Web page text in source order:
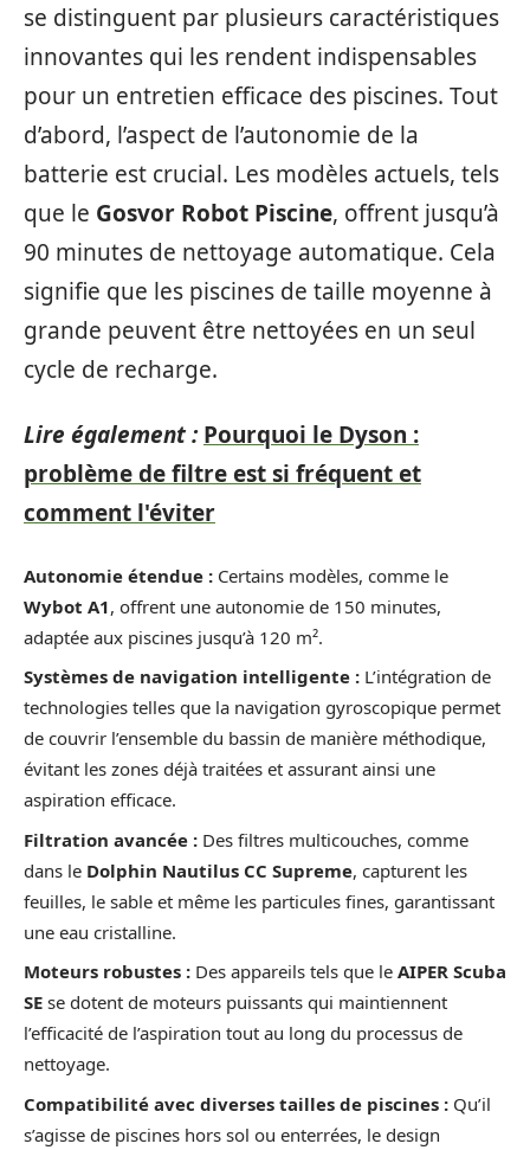
se distinguent par plusieurs caractéristiques
innovantes qui les rendent indispensables
pour un entretien efficace des piscines. Tout
d’abord, l’aspect de l’autonomie de la
batterie est crucial. Les modèles actuels, tels
que le Gosvor Robot Piscine, offrent jusqu’à
90 minutes de nettoyage automatique. Cela
signifie que les piscines de taille moyenne à
grande peuvent être nettoyées en un seul
cycle de recharge.
Lire également : Pourquoi le Dyson :
problème de filtre est si fréquent et
comment l'éviter
Autonomie étendue : Certains modèles, comme le
Wybot A1, offrent une autonomie de 150 minutes,
adaptée aux piscines jusqu’à 120 m².
Systèmes de navigation intelligente : L’intégration de
technologies telles que la navigation gyroscopique permet
de couvrir l’ensemble du bassin de manière méthodique,
évitant les zones déjà traitées et assurant ainsi une
aspiration efficace.
Filtration avancée : Des filtres multicouches, comme
dans le Dolphin Nautilus CC Supreme, capturent les
feuilles, le sable et même les particules fines, garantissant
une eau cristalline.
Moteurs robustes : Des appareils tels que le AIPER Scuba
SE se dotent de moteurs puissants qui maintiennent
l’efficacité de l’aspiration tout au long du processus de
nettoyage.
Compatibilité avec diverses tailles de piscines : Qu’il
s’agisse de piscines hors sol ou enterrées, le design